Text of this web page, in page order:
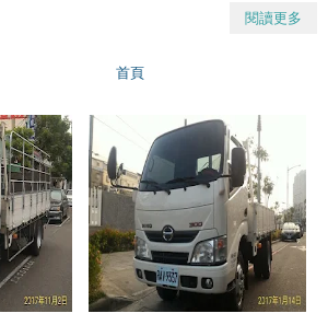
閱讀更多
首頁